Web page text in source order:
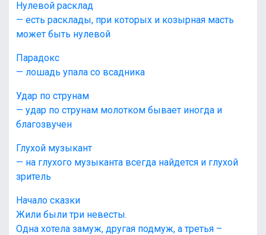
Нулевой расклад
— есть расклады, при которых и козырная масть
может быть нулевой
Парадокс
— лошадь упала со всадника
Удар по струнам
— удар по струнам молотком бывает иногда и
благозвучен
Глухой музыкант
— на глухого музыканта всегда найдется и глухой
зритель
Начало сказки
Жили были три невесты.
Одна хотела замуж, другая подмуж, а третья –